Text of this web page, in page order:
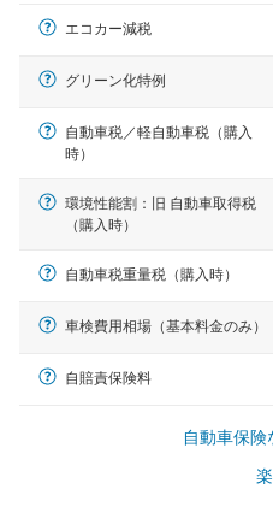
エコカー減税
グリーン化特例
自動車税／軽自動車税（購入
時）
環境性能割：旧 自動車取得税
（購入時）
自動車税重量税（購入時）
車検費用相場（基本料金のみ）
自賠責保険料
自動車保険